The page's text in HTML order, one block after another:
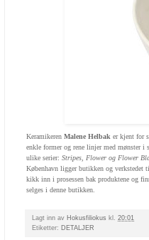
Keramikeren Malene Helbak er kjent for
enkle former og rene linjer med mønster i
ulike serier: Stripes, Flower og Flower
København ligger butikken og verkstedet
kikk inn i prosessen bak produktene og
selges i denne butikken.
Lagt inn av Hokusfiliokus kl. 20:01
Etiketter: DETALJER